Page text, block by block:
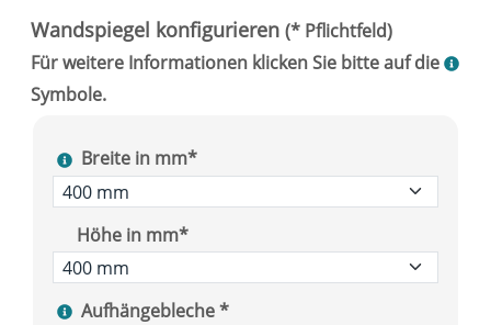
Breite in mm*
Höhe in mm*
Aufhängebleche *